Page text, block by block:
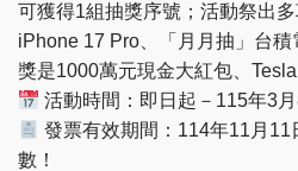
可獲得1組抽獎序號；活動祭出多
iPhone 17 Pro、「月月抽」台
獎是1000萬元現金大紅包、Tesla
活動時間：即日起－115年3月
發票有效期間：114年11月
數！